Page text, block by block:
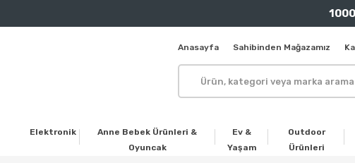
Anasayfa Sahibinden Mağazamız
Elektronik
Anne Bebek Ürünleri &
Oyuncak
Ev &
Yaşam
Outdoor
Ürünleri